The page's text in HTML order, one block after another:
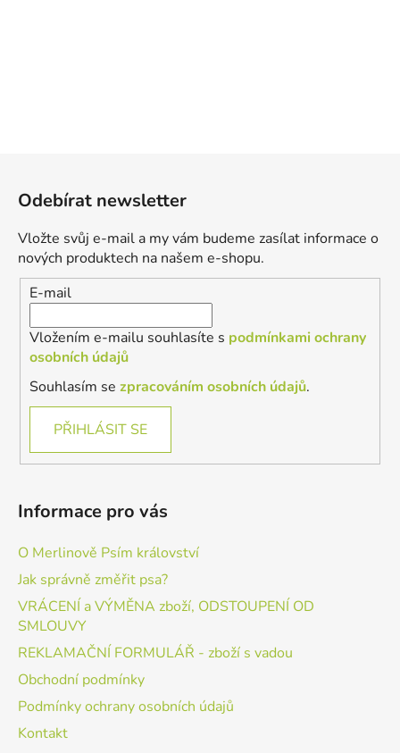
Odebírat newsletter
Vložte svůj e-mail a my vám budeme zasílat informace o
nových produktech na našem e-shopu.
E-mail
Vložením e-mailu souhlasíte s podmínkami ochrany
osobních údajů
Souhlasím se zpracováním osobních údajů.
PŘIHLÁSIT SE
Informace pro vás
O Merlinově Psím království
Jak správně změřit psa?
VRÁCENÍ a VÝMĚNA zboží, ODSTOUPENÍ OD
SMLOUVY
REKLAMAČNÍ FORMULÁŘ - zboží s vadou
Obchodní podmínky
Podmínky ochrany osobních údajů
Kontakt